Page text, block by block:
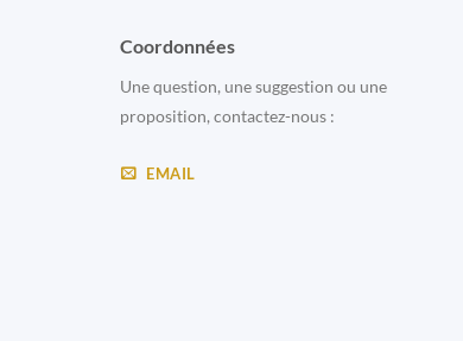
Coordonnées
Une question, une suggestion ou une
proposition, contactez-nous :
EMAIL